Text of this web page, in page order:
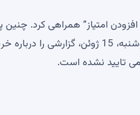
افزودن امتیاز” همراهی کرد.
به عنوان یک تیزر عمل می‌کنند که سرمایه‌گذاران انتظار دارند که شرکت در روز